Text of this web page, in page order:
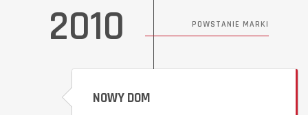
2010 POWSTANIE MARKI
NOWY DOM